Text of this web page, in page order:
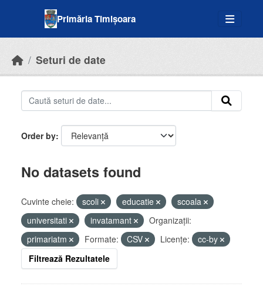
Primăria Timișoara
Seturi de date
Order by
No datasets found
Cuvinte cheie: scoli educatie
scoala
universitati
invatamant
Organizații:
primariatm
Formate: CSV Licenţe:
cc-by
Filtrează Rezultatele